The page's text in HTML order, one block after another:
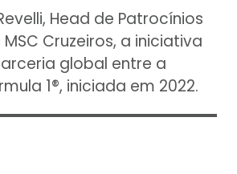
Head de Patrocínios
Cruzeiros, a iniciativa
global entre a
1®, iniciada em 2022.